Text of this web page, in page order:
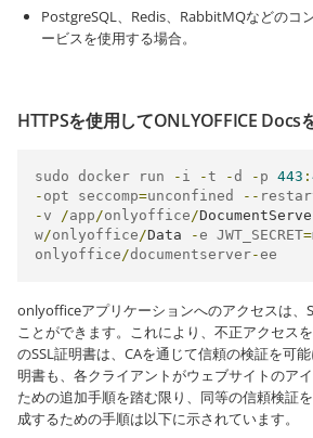
PostgreSQL、Redis、RabbitMQなどのコ
ービスを使用する場合。
HTTPSを使用してONLYOFFICE Docs
sudo docker run - i -t -d - p 443 :
- opt seccomp=unconfined --
-v /app/onlyoffice/
w/onlyoffice/Data -e JWT_SECRET=
onlyoffice/documentserver-ee
onlyofficeアプリケーションへのアクセスは、
ことができます。これにより、不正アクセス
のSSL証明書は、CAを通じて信頼の検証を可
明書も、各クライアントがウェブサイトのア
ための追加手順を踏む限り、同等の信頼検証
成するための手順は以下に示されています。